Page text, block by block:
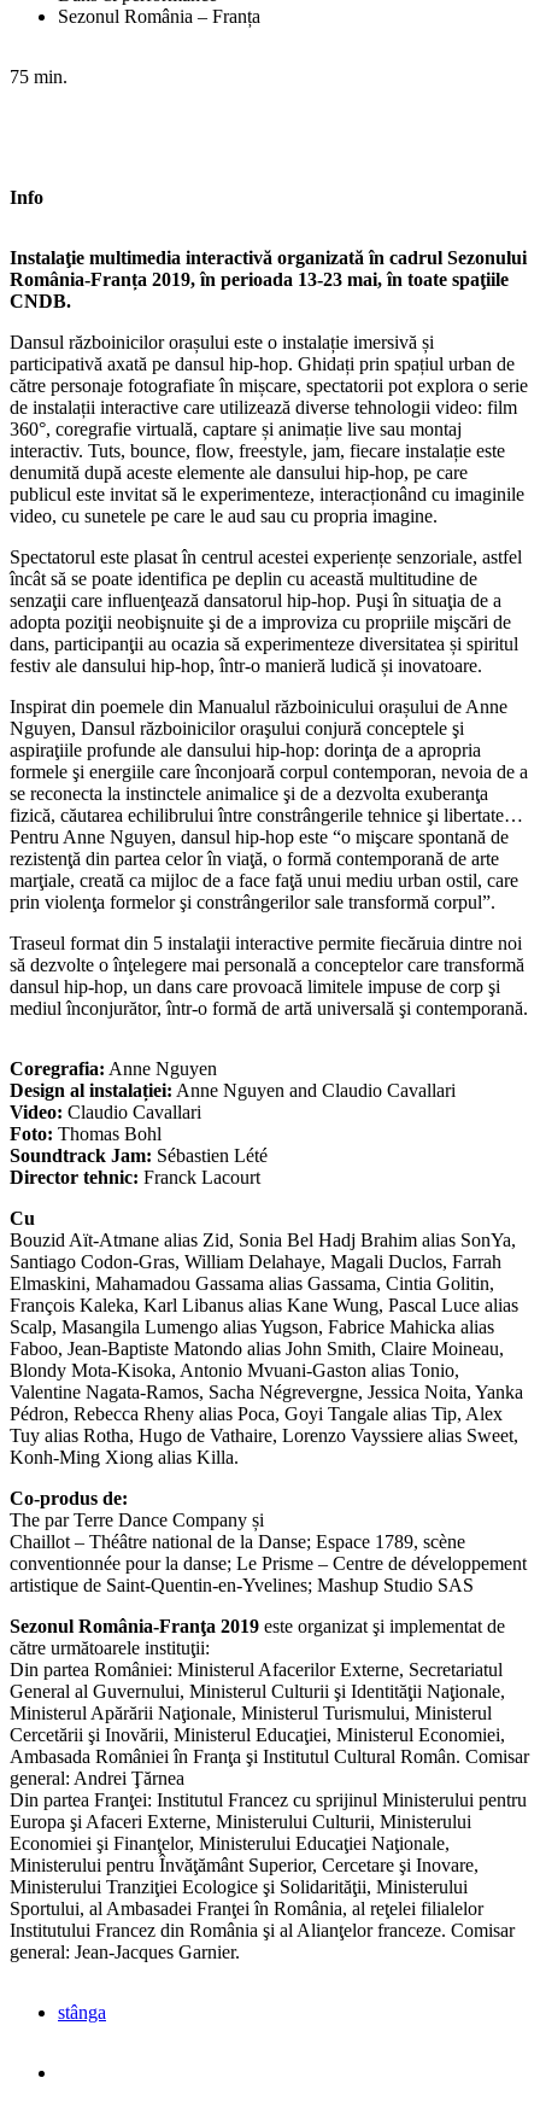
Sezonul România – Franța
75 min.
Info
Instalaţie multimedia interactivă organizată în cadrul Sezonului
România-Franța 2019, în perioada 13-23 mai, în toate spaţiile
CNDB.
Dansul războinicilor orașului este o instalație imersivă și
participativă axată pe dansul hip-hop. Ghidați prin spațiul urban de
către personaje fotografiate în mișcare, spectatorii pot explora o serie
de instalații interactive care utilizează diverse tehnologii video: film
360°, coregrafie virtuală, captare și animație live sau montaj
interactiv. Tuts, bounce, flow, freestyle, jam, fiecare instalație este
denumită după aceste elemente ale dansului hip-hop, pe care
publicul este invitat să le experimenteze, interacționând cu imaginile
video, cu sunetele pe care le aud sau cu propria imagine.
Spectatorul este plasat în centrul acestei experiențe senzoriale, astfel
încât să se poate identifica pe deplin cu această multitudine de
senzaţii care influenţează dansatorul hip-hop. Puşi în situaţia de a
adopta poziţii neobişnuite şi de a improviza cu propriile mişcări de
dans, participanţii au ocazia să experimenteze diversitatea și spiritul
festiv ale dansului hip-hop, într-o manieră ludică și inovatoare.
Inspirat din poemele din Manualul războinicului orașului de Anne
Nguyen, Dansul războinicilor oraşului conjură conceptele şi
aspiraţiile profunde ale dansului hip-hop: dorinţa de a apropria
formele şi energiile care înconjoară corpul contemporan, nevoia de a
se reconecta la instinctele animalice şi de a dezvolta exuberanţa
fizică, căutarea echilibrului între constrângerile tehnice şi libertate…
Pentru Anne Nguyen, dansul hip-hop este “o mişcare spontană de
rezistenţă din partea celor în viaţă, o formă contemporană de arte
marţiale, creată ca mijloc de a face faţă unui mediu urban ostil, care
prin violenţa formelor şi constrângerilor sale transformă corpul”.
Traseul format din 5 instalaţii interactive permite fiecăruia dintre noi
să dezvolte o înţelegere mai personală a conceptelor care transformă
dansul hip-hop, un dans care provoacă limitele impuse de corp şi
mediul înconjurător, într-o formă de artă universală şi contemporană.
Coregrafia: Anne Nguyen
Design al instalației: Anne Nguyen and Claudio Cavallari
Video: Claudio Cavallari
Foto: Thomas Bohl
Soundtrack Jam: Sébastien Lété
Director tehnic: Franck Lacourt
Cu
Bouzid Aït-Atmane alias Zid, Sonia Bel Hadj Brahim alias SonYa,
Santiago Codon-Gras, William Delahaye, Magali Duclos, Farrah
Elmaskini, Mahamadou Gassama alias Gassama, Cintia Golitin,
François Kaleka, Karl Libanus alias Kane Wung, Pascal Luce alias
Scalp, Masangila Lumengo alias Yugson, Fabrice Mahicka alias
Faboo, Jean-Baptiste Matondo alias John Smith, Claire Moineau,
Blondy Mota-Kisoka, Antonio Mvuani-Gaston alias Tonio,
Valentine Nagata-Ramos, Sacha Négrevergne, Jessica Noita, Yanka
Pédron, Rebecca Rheny alias Poca, Goyi Tangale alias Tip, Alex
Tuy alias Rotha, Hugo de Vathaire, Lorenzo Vayssiere alias Sweet,
Konh-Ming Xiong alias Killa.
Co-produs de:
The par Terre Dance Company și
Chaillot – Théâtre national de la Danse; Espace 1789, scène
conventionnée pour la danse; Le Prisme – Centre de développement
artistique de Saint-Quentin-en-Yvelines; Mashup Studio SAS
Sezonul România-Franţa 2019 este organizat şi implementat de
către următoarele instituţii:
Din partea României: Ministerul Afacerilor Externe, Secretariatul
General al Guvernului, Ministerul Culturii şi Identităţii Naţionale,
Ministerul Apărării Naţionale, Ministerul Turismului, Ministerul
Cercetării şi Inovării, Ministerul Educaţiei, Ministerul Economiei,
Ambasada României în Franţa şi Institutul Cultural Român. Comisar
general: Andrei Ţărnea
Din partea Franţei: Institutul Francez cu sprijinul Ministerului pentru
Europa şi Afaceri Externe, Ministerului Culturii, Ministerului
Economiei şi Finanţelor, Ministerului Educaţiei Naţionale,
Ministerului pentru Învăţământ Superior, Cercetare şi Inovare,
Ministerului Tranziţiei Ecologice şi Solidarităţii, Ministerului
Sportului, al Ambasadei Franţei în România, al reţelei filialelor
Institutului Francez din România şi al Alianţelor franceze. Comisar
general: Jean-Jacques Garnier.
stânga